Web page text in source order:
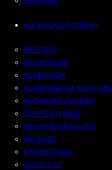
KLUBOVNA NA YOUTUBE
SUPPORTUJEME
PROPOJOVÁNÍ SCÉN
RECENZE
KFN/FESTIVAL
GUESTLIST
SPOLUPRÁCE
BOOKING
PR SPOLUPRÁCE
AUTORSKÁ TVORBA
REPORTY
ROZHOVORY
KLUBOVNÍK
KLUBOVNA NA YOUTUBE
AUTORSKÁ TVORBA
SUPPORTUJEME
PROPOJOVÁNÍ SCÉN
RECENZE
KFN/FESTIVAL
GUESTLIST